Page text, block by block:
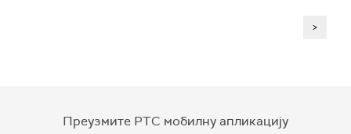
>
Преузмите РТС мобилну апликацију